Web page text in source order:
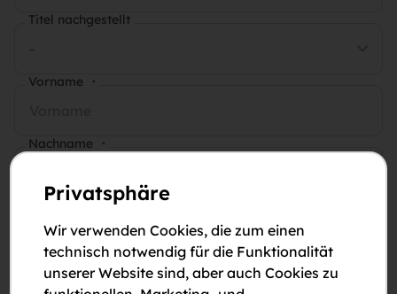
Titel nachgestellt
Vorname *
Nachname *
E-Mail-Adresse
Telefonnummer *
Privatsphäre
Wir verwenden Cookies, die zum einen
technisch notwendig für die Funktionalität
unserer Website sind, aber auch Cookies zu